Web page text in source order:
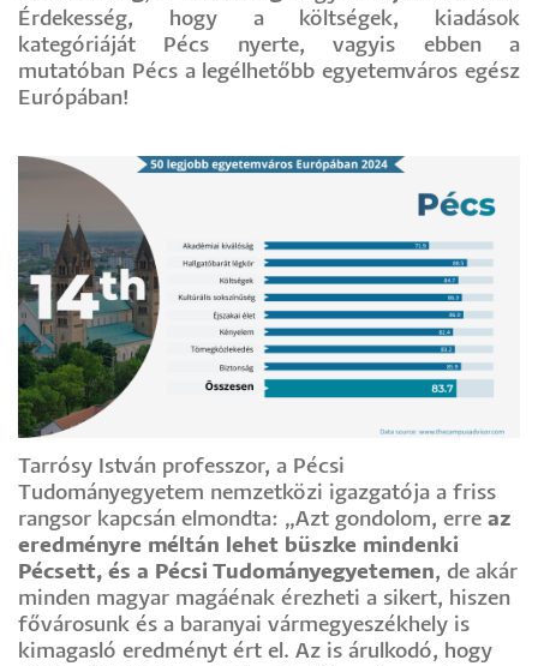
Érdekesség, hogy a költségek, kiadások
kategóriáját Pécs nyerte, vagyis ebben a
mutatóban Pécs a legélhetőbb egyetemváros egész
Európában!
Tarrósy István professzor, a Pécsi
Tudományegyetem nemzetközi igazgatója a friss
rangsor kapcsán elmondta: „Azt gondolom, erre az
eredményre méltán lehet büszke mindenki
Pécsett, és a Pécsi Tudományegyetemen, de akár
minden magyar magáénak érezheti a sikert, hiszen
fővárosunk és a baranyai vármegyeszékhely is
kimagasló eredményt ért el. Az is árulkodó, hogy